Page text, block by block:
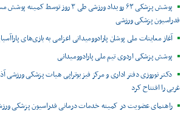
پوشش پزشکی ۶۳ رویداد ورزشی طی ۳ روز توسط کمیته
فدراسیون پزشکی ورزشی
آغاز معاینات ملی پوشان پارادوومیدانی اعزامی به بازی‌های
پوشش پزشکی اردوی تیم ملی پارادوومیدانی
دکتر نوروزی دفتر اداری و مرکز فیزیوتراپی هیات پزشکی ورزشی
غربی را افتتاح کرد
راهنمای عضویت در کمیته خدمات درمانی فدراسیون پزشکی